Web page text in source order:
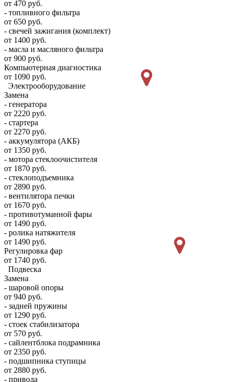
от 470 руб.
- топливного фильтра
от 650 руб.
- свечей зажигания (комплект)
от 1400 руб.
- масла и масляного фильтра
от 900 руб.
Компьютерная диагностика
от 1090 руб.
Электрооборудование
Замена
- генератора
от 2220 руб.
- стартера
от 2270 руб.
- аккумулятора (АКБ)
от 1350 руб.
- мотора стеклоочистителя
от 1870 руб.
- стеклоподъемника
от 2890 руб.
- вентилятора печки
от 1670 руб.
- противотуманной фары
от 1490 руб.
- ролика натяжителя
от 1490 руб.
Регулировка фар
от 1740 руб.
Подвеска
Замена
- шаровой опоры
от 940 руб.
- задней пружины
от 1290 руб.
- стоек стабилизатора
от 570 руб.
- сайлентблока подрамника
от 2350 руб.
- подшипника ступицы
от 2880 руб.
- привода